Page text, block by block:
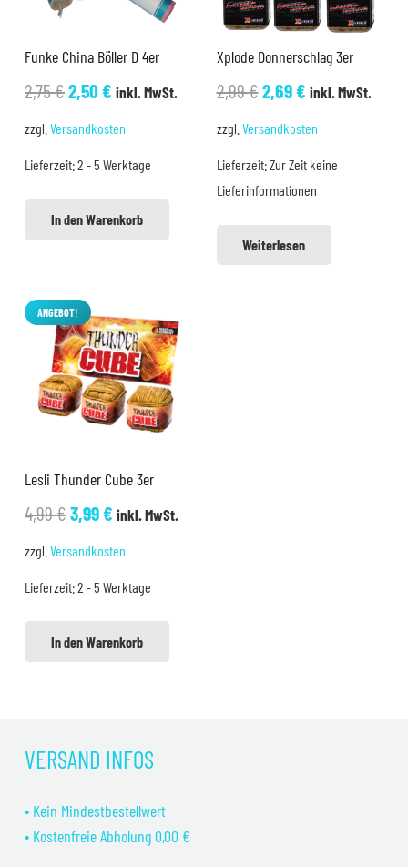
Funke China Böller D 4er
2,75€Ursprünglicher
2,75 €
2,50€Aktueller
2,50 €.
inkl. MwSt.
zzgl. Versandkosten
Lieferzeit:2 - 5 Werktage
In den Warenkorb
Xplode Donnerschlag 3er
2,99€Ursprünglicher
2,99 €
2,69€Aktueller
2,69 €.
inkl. MwSt.
zzgl. Versandkosten
Lieferzeit:Zur Zeit keine
Lieferinformationen
Weiterlesen
ANGEBOT!
Lesli Thunder Cube 3er
4,99€Ursprünglicher
4,99 €
3,99€Aktueller
3,99 €.
inkl. MwSt.
zzgl. Versandkosten
Lieferzeit:2 - 5 Werktage
In den Warenkorb
VERSAND INFOS
• Kein Mindestbestellwert
• Kostenfreie Abholung 0,00 €